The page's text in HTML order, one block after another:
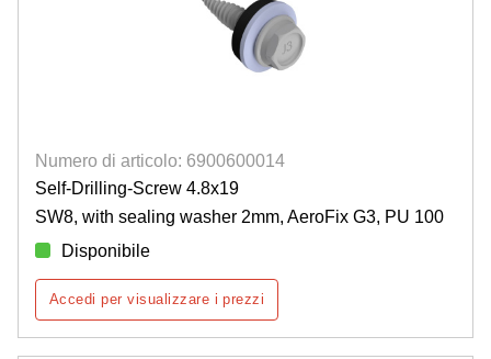
Numero di articolo: 6900600014
Self-Drilling-Screw 4.8x19
SW8, with sealing washer 2mm, AeroFix G3, PU 100
Disponibile
Accedi per visualizzare i prezzi